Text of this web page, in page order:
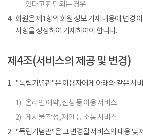
있다고 판단되는 경우
4
회원은 제1항의 회원 정보 기재 내용에 변경
사항을 정정하여 기재하여야 합니다.
제4조(서비스의 제공 및 변경)
1 "독립기념관"은 이용자에게 아래와 같은 서
1) 온라인 예약, 신청 등 이용 서비스
2) 게시물 작성, 제안 등 소통 서비스
2 "독립기념관"은 그 변경될 서비스의 내용 및